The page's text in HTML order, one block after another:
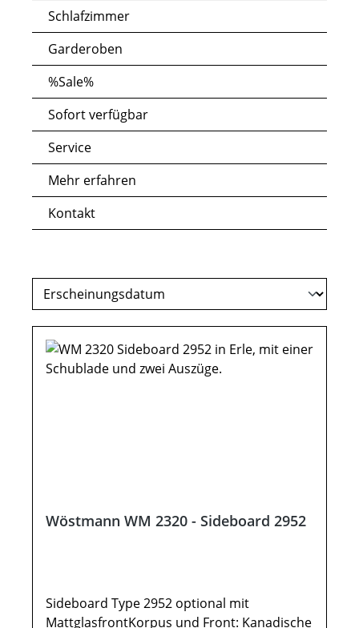
Schlafzimmer
Garderoben
%Sale%
Sofort verfügbar
Service
Mehr erfahren
Kontakt
Wöstmann WM 2320 - Sideboard 2952
Sideboard Type 2952 optional mit
MattglasfrontKorpus und Front: Kanadische